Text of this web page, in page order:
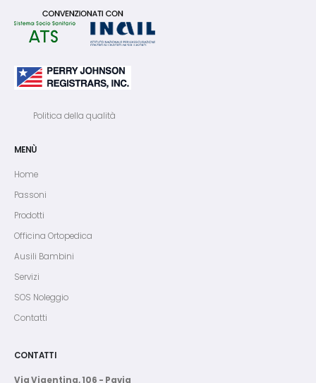
Politica della qualità
MENÙ
Home
Passoni
Prodotti
Officina Ortopedica
Ausili Bambini
Servizi
SOS Noleggio
Contatti
CONTATTI
Via Vigentina, 106 - Pavia